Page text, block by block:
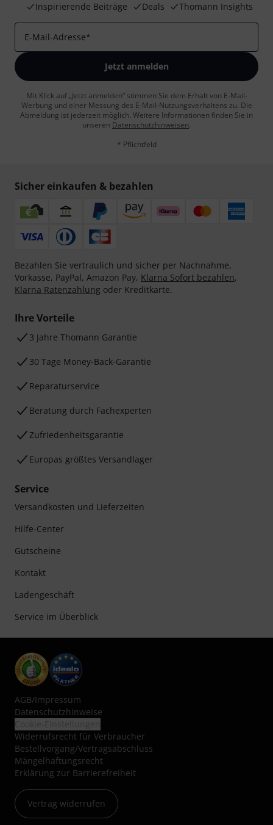
Inspirierende Beiträge
Deals Thomann Insights
E-Mail-Adresse*
Jetzt anmelden
Mit Klick auf „Jetzt anmelden“ stimmen Sie dem Erhalt von E-Mail-
Werbung und einer Messung des E-Mail-Nutzungsverhaltens zu. Die
Abmeldung ist jederzeit möglich. Weitere Informationen finden Sie in
unseren Datenschutzhinweisen.
* Pflichtfeld
Sicher einkaufen & bezahlen
Bezahlen Sie vertraulich und sicher per Nachnahme,
Vorkasse, PayPal, Amazon Pay, Klarna Sofort bezahlen,
Klarna Ratenzahlung oder Kreditkarte.
Ihre Vorteile
3 Jahre Thomann Garantie
30 Tage Money-Back-Garantie
Reparaturservice
Beratung durch Fachexperten
Zufriedenheitsgarantie
Europas größtes Versandlager
Service
Versandkosten und Lieferzeiten
Hilfe-Center
Gutscheine
Kontakt
Ladengeschäft
Service im Überblick
AGB/Impressum
Datenschutzhinweise
Widerrufsrecht für Verbraucher
Bestellvorgang/Vertragsabschluss
Mängelhaftungsrecht
Erklärung zur Barrierefreiheit
Vertrag widerrufen